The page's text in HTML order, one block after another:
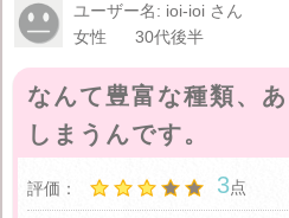
ユーザー名: ioi-ioi さん
女性
30代後半
なんて豊富な種類、
しまうんです。
評価： 3点